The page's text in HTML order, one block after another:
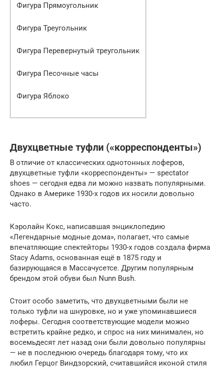
Фигура Прямоугольник
Фигура Треугольник
Фигура Перевернутый треугольник
Фигура Песочные часы
Фигура Яблоко
Двухцветные туфли («корреспонденты»)
В отличие от классических однотонных лоферов,
двухцветные туфли «корреспонденты» — spectator
shoes — сегодня едва ли можно назвать популярными.
Однако в Америке 1930-х годов их носили довольно
часто.
Кэролайн Кокс, написавшая энциклопедию
«Легендарные модные дома», полагает, что самые
впечатляющие спектейторы 1930-х годов создала фирма
Stacy Adams, основанная ещё в 1875 году и
базирующаяся в Массачусетсе. Другим популярным
брендом этой обуви был Nunn Bush.
Стоит особо заметить, что двухцветными были не
только туфли на шнуровке, но и уже упоминавшиеся
лоферы. Сегодня соответствующие модели можно
встретить крайне редко, и спрос на них минимален, но
восемьдесят лет назад они были довольно популярны
— не в последнюю очередь благодаря тому, что их
любил Герцог Виндзорский, считавшийся иконой стиля